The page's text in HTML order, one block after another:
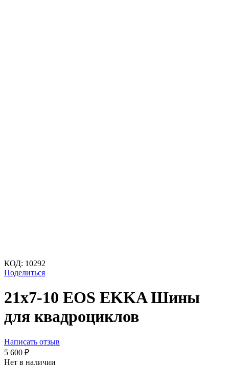
КОД: 10292
Поделиться
21х7-10 EOS EKKA Шины
для квадроциклов
Написать отзыв
5 600 ₽
Нет в наличии